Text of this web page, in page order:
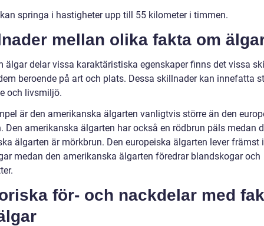
springa i hastigheter upp till 55 kilometer i timmen.
mellan olika fakta om
älgar delar vissa karaktäristiska egenskaper finns det vissa
beroende på art och plats. Dessa skillnader kan innefatta
och livsmiljö.
är den amerikanska älgarten vanligtvis större än den
Den amerikanska älgarten har också en rödbrun päls medan
älgarten är mörkbrun. Den europeiska älgarten lever främst i
medan den amerikanska älgarten föredrar blandskogar och
för- och nackdelar med